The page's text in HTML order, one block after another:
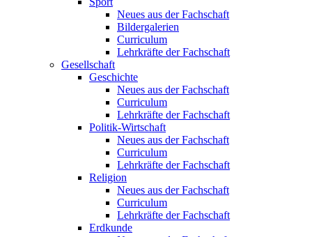
Neues aus der Fachschaft
Bildergalerien
Curriculum
Lehrkräfte der Fachschaft
Gesellschaft
Geschichte
Neues aus der Fachschaft
Curriculum
Lehrkräfte der Fachschaft
Politik-Wirtschaft
Neues aus der Fachschaft
Curriculum
Lehrkräfte der Fachschaft
Religion
Neues aus der Fachschaft
Curriculum
Lehrkräfte der Fachschaft
Erdkunde